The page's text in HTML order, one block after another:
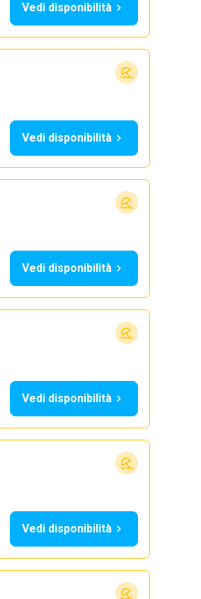
Vedi disponibilità
Vedi disponibilità
Vedi disponibilità
Vedi disponibilità
Vedi disponibilità